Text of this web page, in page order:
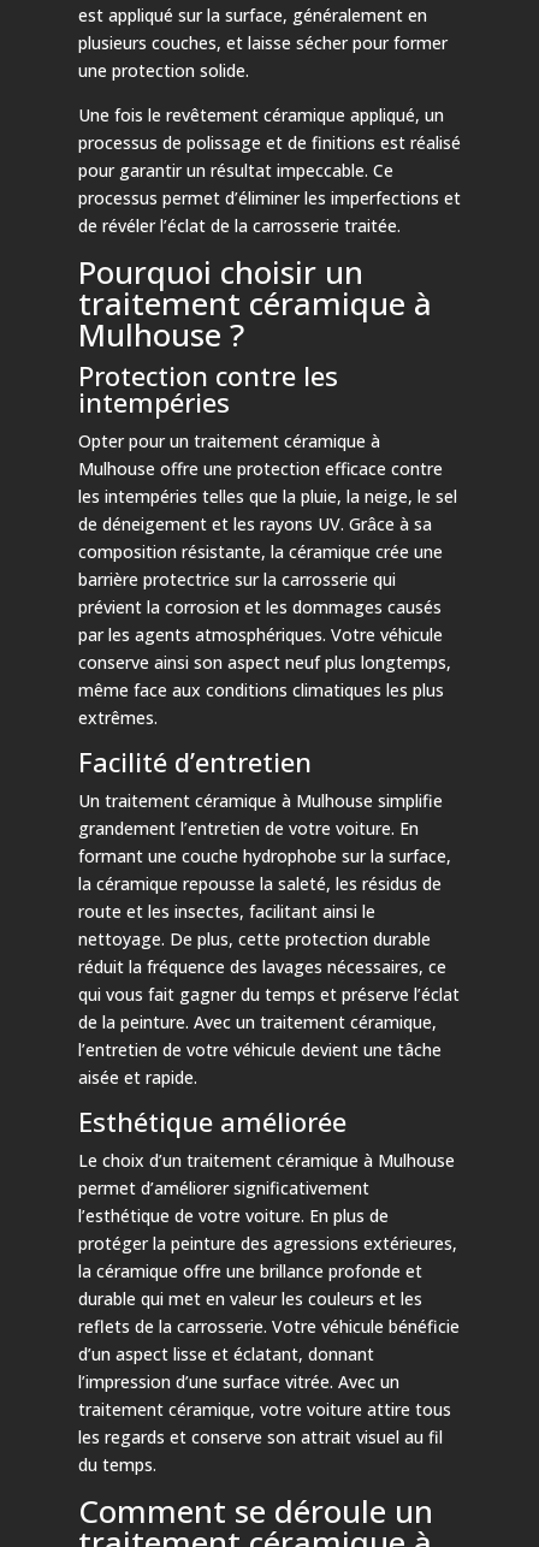
est appliqué sur la surface, généralement en
plusieurs couches, et laisse sécher pour former
une protection solide.
Une fois le revêtement céramique appliqué, un
processus de polissage et de finitions est réalisé
pour garantir un résultat impeccable. Ce
processus permet d’éliminer les imperfections et
de révéler l’éclat de la carrosserie traitée.
Pourquoi choisir un
traitement céramique à
Mulhouse ?
Protection contre les
intempéries
Opter pour un traitement céramique à
Mulhouse offre une protection efficace contre
les intempéries telles que la pluie, la neige, le sel
de déneigement et les rayons UV. Grâce à sa
composition résistante, la céramique crée une
barrière protectrice sur la carrosserie qui
prévient la corrosion et les dommages causés
par les agents atmosphériques. Votre véhicule
conserve ainsi son aspect neuf plus longtemps,
même face aux conditions climatiques les plus
extrêmes.
Facilité d’entretien
Un traitement céramique à Mulhouse simplifie
grandement l’entretien de votre voiture. En
formant une couche hydrophobe sur la surface,
la céramique repousse la saleté, les résidus de
route et les insectes, facilitant ainsi le
nettoyage. De plus, cette protection durable
réduit la fréquence des lavages nécessaires, ce
qui vous fait gagner du temps et préserve l’éclat
de la peinture. Avec un traitement céramique,
l’entretien de votre véhicule devient une tâche
aisée et rapide.
Esthétique améliorée
Le choix d’un traitement céramique à Mulhouse
permet d’améliorer significativement
l’esthétique de votre voiture. En plus de
protéger la peinture des agressions extérieures,
la céramique offre une brillance profonde et
durable qui met en valeur les couleurs et les
reflets de la carrosserie. Votre véhicule bénéficie
d’un aspect lisse et éclatant, donnant
l’impression d’une surface vitrée. Avec un
traitement céramique, votre voiture attire tous
les regards et conserve son attrait visuel au fil
du temps.
Comment se déroule un